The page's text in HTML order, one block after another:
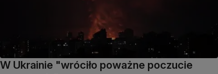
W Ukrainie "wróciło poważne poczucie